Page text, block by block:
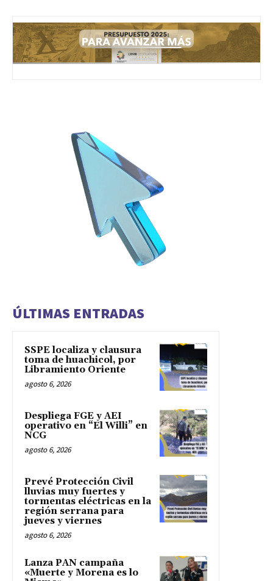
ÚLTIMAS ENTRADAS
SSPE localiza y clausura
toma de huachicol, por
Libramiento Oriente
agosto 6, 2026
Despliega FGE y AEI
operativo en “El Willi” en
NCG
agosto 6, 2026
Prevé Protección Civil
lluvias muy fuertes y
tormentas eléctricas en la
región serrana para
jueves y viernes
agosto 6, 2026
Lanza PAN campaña
«Muerte y Morena es lo